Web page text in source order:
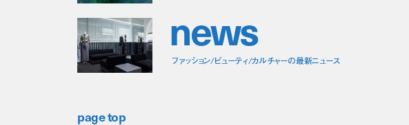
news
ファッション/ビューティ/カルチャーの最新ニュース
page top